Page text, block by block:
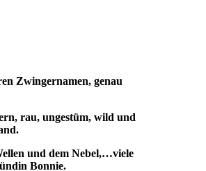
Zwingernamen, genau
rau, ungestüm, wild und
und dem Nebel,…viele
Bonnie.